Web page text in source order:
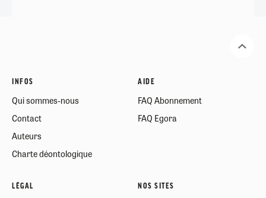
INFOS
Qui sommes-nous
Contact
Auteurs
Charte déontologique
AIDE
FAQ Abonnement
FAQ Egora
LÉGAL NOS SITES